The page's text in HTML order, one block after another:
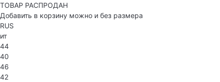
ТОВАР РАСПРОДАН
Добавить в корзину можно и без размера
RUS
ит
44
40
46
42